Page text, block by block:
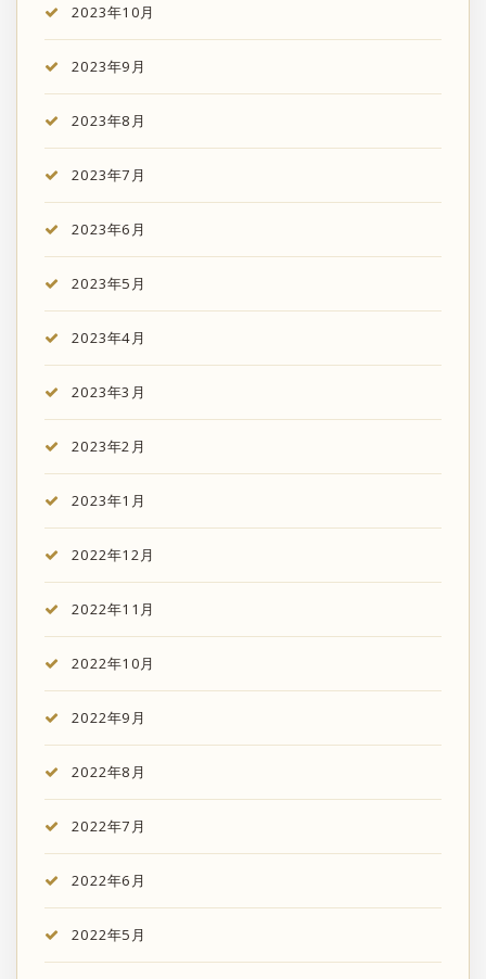
2023年10月
2023年9月
2023年8月
2023年7月
2023年6月
2023年5月
2023年4月
2023年3月
2023年2月
2023年1月
2022年12月
2022年11月
2022年10月
2022年9月
2022年8月
2022年7月
2022年6月
2022年5月